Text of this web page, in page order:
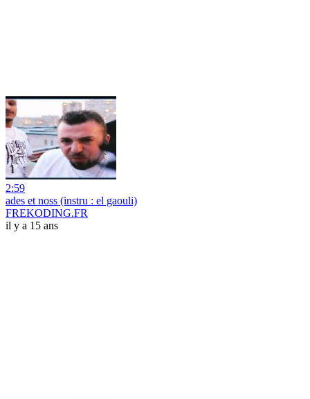
2:59
ades et noss (instru : el gaouli)
FREKODING.FR
il y a 15 ans